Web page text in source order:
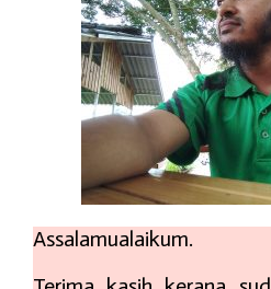
Assalamualaikum.